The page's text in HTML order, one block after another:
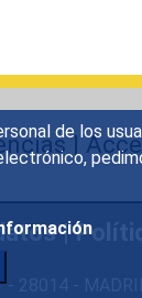
de los
|
|
28014 - MADRID